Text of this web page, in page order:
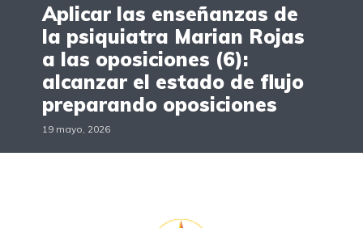
Aplicar las enseñanzas de
la psiquiatra Marian Rojas
a las oposiciones (6):
alcanzar el estado de flujo
preparando oposiciones
19 mayo, 2026